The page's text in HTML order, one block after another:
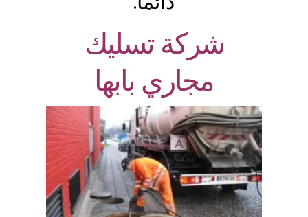
شركة تسليك
مجاري بابها